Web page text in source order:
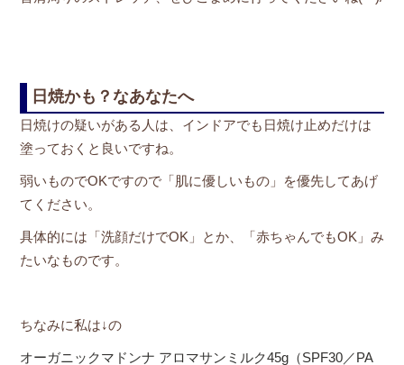
日焼かも？なあなたへ
日焼けの疑いがある人は、インドアでも日焼け止めだけは
塗っておくと良いですね。
弱いものでOKですので「肌に優しいもの」を優先してあげ
てください。
具体的には「洗顔だけでOK」とか、「赤ちゃんでもOK」み
たいなものです。
ちなみに私は↓の
オーガニックマドンナ アロマサンミルク45g（SPF30／PA